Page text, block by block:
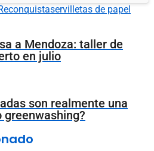
servilletas de papel
a Mendoza: taller de
en julio
son realmente una